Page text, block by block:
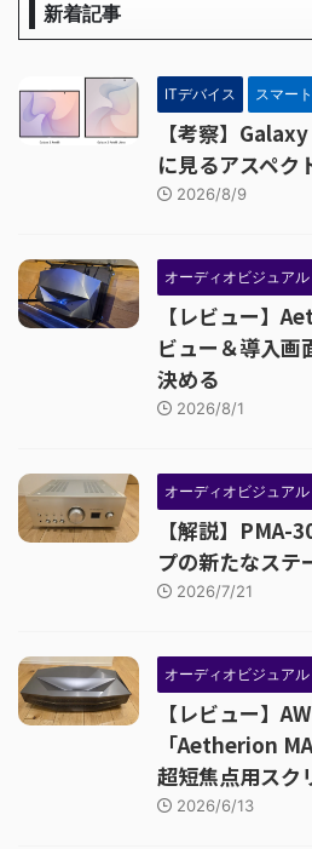
新着記事
ITデバイス スマー
【考察】
に見るアスペク
2026/8/9
オーディオビジュアル
【レビュー】
ビュー＆導入画
決める
2026/8/1
オーディオビジュアル
【解説】PMA-
プの新たなステ
2026/7/21
オーディオビジュアル
【レビュー】
「Aetherion
超短焦点用スク
2026/6/13